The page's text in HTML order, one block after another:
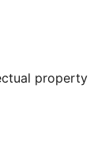
property